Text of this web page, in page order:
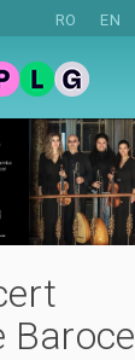
RO EN
Baroce